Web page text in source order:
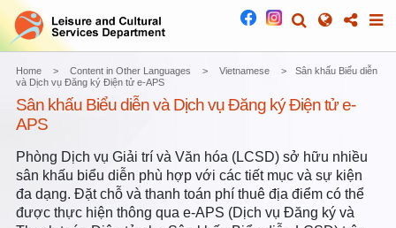
Home Content in Other Languages Vietnamese
Sân khấu Biểu diễn
và Dịch vụ Đăng ký Điện tử e-APS
Sân khấu Biểu diễn và Dịch vụ Đăng ký Điện tử e-
APS
Phòng Dịch vụ Giải trí và Văn hóa (LCSD) sở hữu nhiều
sân khấu biểu diễn phù hợp với các tiết mục và sự kiện
đa dạng. Đặt chỗ và thanh toán phí thuê địa điểm có thể
được thực hiện thông qua e-APS (Dịch vụ Đăng ký và